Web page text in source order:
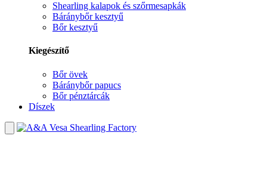
Shearling kalapok és szőrmesapkák
Báránybőr kesztyű
Bőr kesztyű
Kiegészítő
Bőr övek
Báránybőr papucs
Bőr pénztárcák
Díszek